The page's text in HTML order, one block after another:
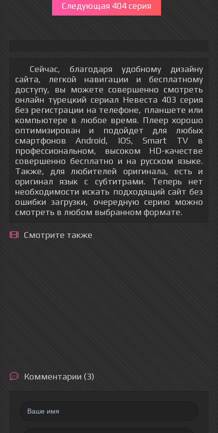
Следующая 404 серия
Сейчас, благодаря удобному дизайну
сайта, легкой навигации и бесплатному
доступу, вы можете совершенно смотреть
онлайн турецкий сериал Невеста 403 серия
без регистрации на телефоне, планшете или
компьютере в любое время. Плеер хорошо
оптимизирован и подойдет для любых
смартфонов Android, IOS, Smart TV в
профессиональном, высоком HD-качестве
совершенно бесплатно и на русском языке.
Также, для любителей оригинала, есть и
оригинал язык с субтитрами. Теперь нет
необходимости искать подходящий сайт без
ошибки загрузки, очередную серию можно
смотреть в любом выбранном формате.
Смотрите также
Комментарии (3)